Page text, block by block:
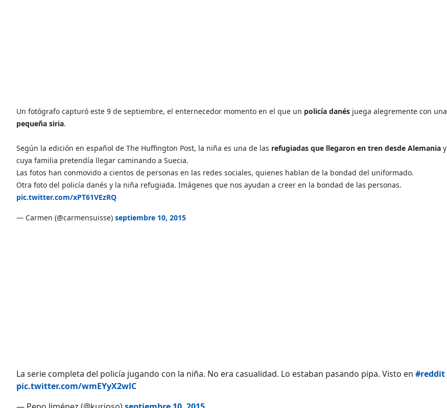
Un fotógrafo capturó este 9 de septiembre, el enternecedor momento en el que un policía danés juega alegremente con una
pequeña siria.
Según la edición en español de The Huffington Post, la niña es una de las refugiadas que llegaron en tren desde Alemania y
cuya familia pretendía llegar caminando a Suecia.
Las fotos han conmovido a cientos de personas en las redes sociales, quienes hablan de la bondad del uniformado.
Otra foto del policía danés y la niña refugiada. Imágenes que nos ayudan a creer en la bondad de las personas.
pic.twitter.com/xPT61VEzRQ
— Carmen (@carmensuisse) septiembre 10, 2015
La serie completa del policía jugando con la niña. No era casualidad. Lo estaban pasando pipa. Visto en #reddit
pic.twitter.com/wmEYyX2wlC